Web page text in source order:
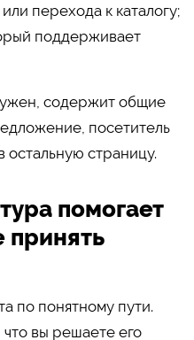
перехода к каталогу;
поддерживает
содержит общие
посетитель
остальную страницу.
помогает
принять
по понятному пути.
вы решаете его